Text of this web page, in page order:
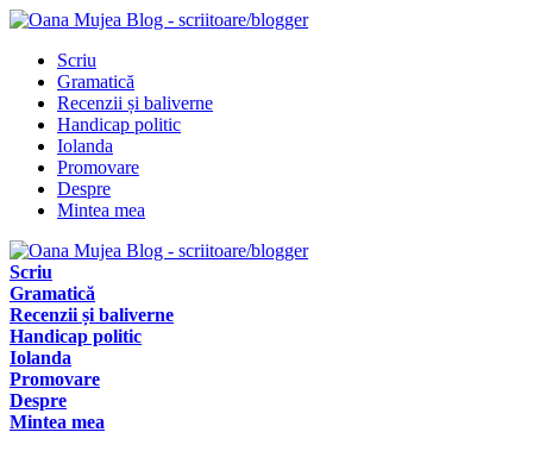
Scriu
Gramatică
Recenzii și baliverne
Handicap politic
Iolanda
Promovare
Despre
Mintea mea
Scriu
Gramatică
Recenzii și baliverne
Handicap politic
Iolanda
Promovare
Despre
Mintea mea